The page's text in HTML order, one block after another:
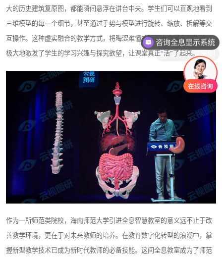
大的历史建筑复原图，都能瞬间悬浮在讲台中央。学生们可以直观地看到
三维模型的每一个细节，甚至通过手势与模型进行旋转、缩放、拆解等交
互操作。这种虚实融合的教学方式，将晦涩难懂的知识点变得直观生动，
极大地激发了学生的学习兴趣与探究欲望，让课堂真正“活”了起来。
作为一所师范类院校，海南师范大学引进全息智慧教室的意义远不止于改
善教学环境，更在于对未来教师的培养。在教育数字化转型的浪潮中，掌
握新型教学技术已成为新时代教师的必备技能。这间全息教室成为了师范
咨询全息显示系统
全息课堂案例